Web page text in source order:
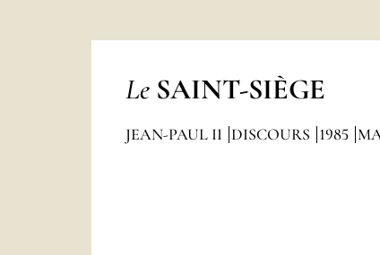
Le SAINT-SIÈGE
JEAN-PAUL II DISCOURS 1985